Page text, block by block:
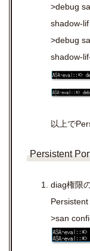
>debug
shadow-
>debug
shadow-
以上で
Persistent
diag権限
Persistent
>san